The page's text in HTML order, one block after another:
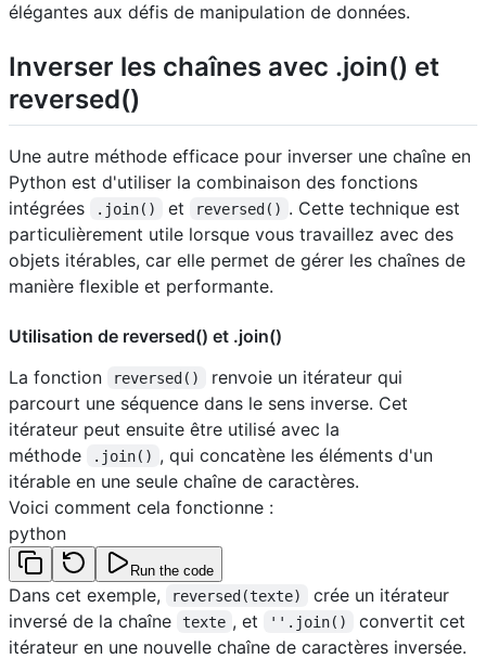
élégantes aux défis de manipulation de données.
Inverser les chaînes avec .join() et
reversed()
Une autre méthode efficace pour inverser une chaîne en
Python est d'utiliser la combinaison des fonctions
intégrées
.join() et reversed() . Cette technique est
particulièrement utile lorsque vous travaillez avec des
objets itérables, car elle permet de gérer les chaînes de
manière flexible et performante.
Utilisation de reversed() et .join()
La fonction
reversed()
renvoie un itérateur qui
parcourt une séquence dans le sens inverse. Cet
itérateur peut ensuite être utilisé avec la
méthode
.join() , qui concatène les éléments d'un
itérable en une seule chaîne de caractères.
Voici comment cela fonctionne :
python
Run the code
Dans cet exemple, reversed(texte)
crée un itérateur
inversé de la chaîne
texte , et ''.join()
convertit cet
itérateur en une nouvelle chaîne de caractères inversée.